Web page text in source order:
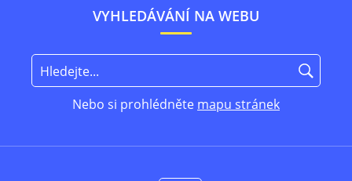
VYHLEDÁVÁNÍ NA WEBU
Nebo si prohlédněte mapu stránek